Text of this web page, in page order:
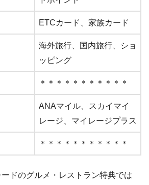
ETCカード、家族カード
海外旅行、国内旅行、ショ
ッピング
＊＊＊＊＊＊＊＊＊＊＊
ANAマイル、スカイマイ
レージ、マイレージプラス
＊＊＊＊＊＊＊＊＊＊＊
ドのグルメ・レストラン特典では